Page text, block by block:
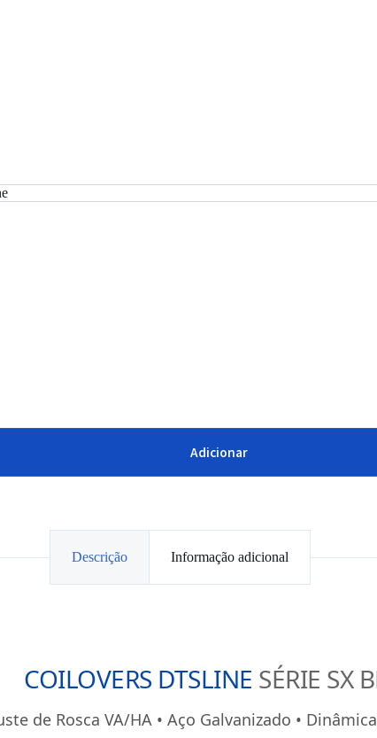
Adicionar
Descrição Informação adicional
COILOVERS DTSLINE SÉRIE SX
de Rosca VA/HA • Aço Galvanizado •